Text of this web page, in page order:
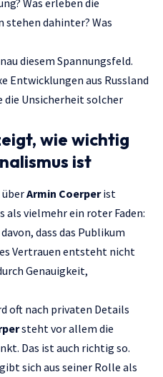
stehen dahinter? Was
diesem Spannungsfeld.
Entwicklungen aus Russland
die Unsicherheit solcher
wie wichtig
ist
Armin Coerperist
als vielmehr ein roter Faden:
dass das Publikum
Vertrauen entsteht nicht
Genauigkeit,
oft nach privaten Details
steht vor allem die
Das ist auch richtig so.
sich aus seiner Rolle als